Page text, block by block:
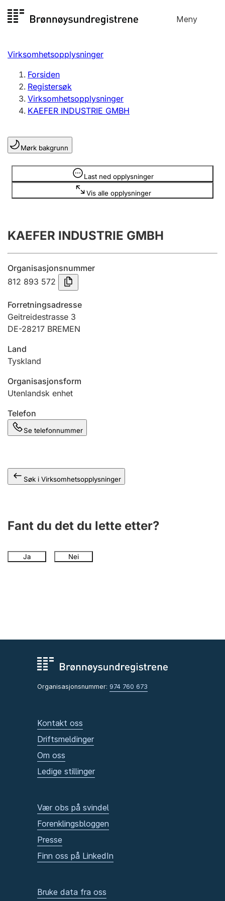
til
Meny
Registersøk
Aksjeselskap
Enkeltpersonforetak
Registrere, endre, slette
Lag og forening
Registrere, endre, slette
Innsending og forsinkelsesgebyr
Tinglysing
Jeger
Ektepaktveileder
Offentlig sektor
Virksomhetsopplysninger
Forsiden
Registersøk
Virksomhetsopplysninger
KAEFER INDUSTRIE GMBH
Mørk bakgrunn
Last ned opplysninger
Vis alle opplysninger
Opplysninger er skjult
KAEFER INDUSTRIE GMBH
Organisasjonsnummer
812 893 572
Forretningsadresse
Geitreidestrasse 3
DE-28217 BREMEN
Land
Tyskland
Organisasjonsform
Utenlandsk enhet
Telefon
Se telefonnummer
Søk i Virksomhetsopplysninger
Fant du det du lette etter?
Ja Nei
Organisasjonsnummer: 974 760 673
Kontakt oss
Driftsmeldinger
Om oss
Ledige stillinger
Vær obs på svindel
Forenklingsbloggen
Presse
Finn oss på LinkedIn
Bruke data fra oss